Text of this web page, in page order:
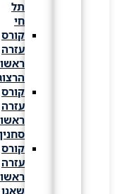
קורס
עזרה
ראשונה
הרצוג
קורס
עזרה
ראשונה
סחנין
קורס
עזרה
ראשונה